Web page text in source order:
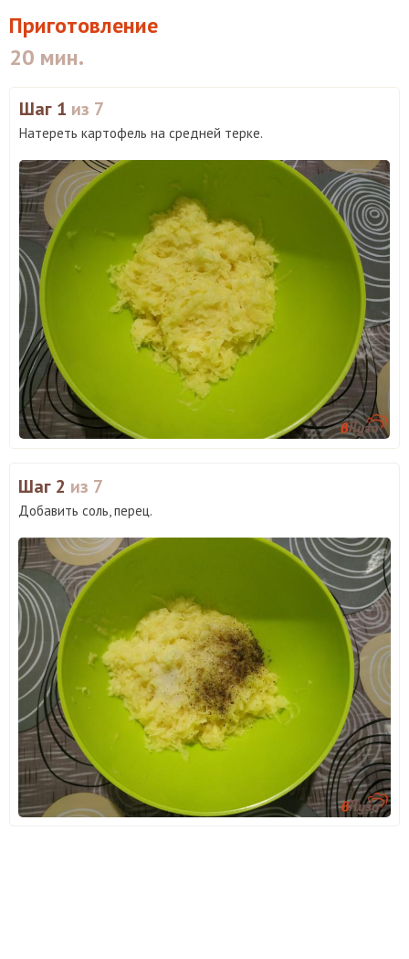
Приготовление
20 мин.
Шаг 1 из 7
Натереть картофель на средней терке.
Шаг 2 из 7
Добавить соль, перец.